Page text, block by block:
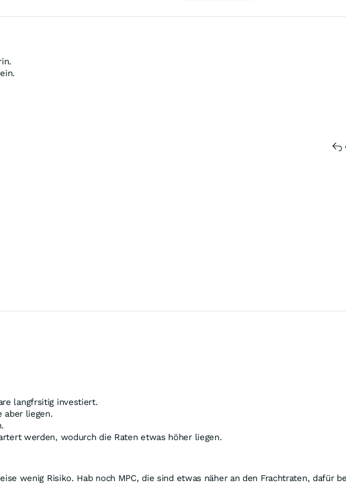
langfrsitig investiert.
aber liegen.
werden, wodurch die Raten etwas höher liegen.
wenig Risiko. Hab noch MPC, die sind etwas näher an den Frachtraten, dafür